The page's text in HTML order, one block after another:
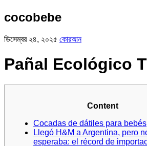
cocobebe
ডিসেম্বর ২৪, ২০২৫ কোরআন
Pañal Ecológico
Content
Cocadas de dátiles para bebés
Llegó H&M a Argentina, pero
esperaba: el récord de